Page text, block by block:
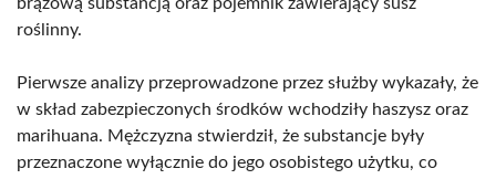
roślinny.
Pierwsze analizy przeprowadzone przez służby wykazały, że
w skład zabezpieczonych środków wchodziły haszysz oraz
marihuana. Mężczyzna stwierdził, że substancje były
przeznaczone wyłącznie do jego osobistego użytku, co